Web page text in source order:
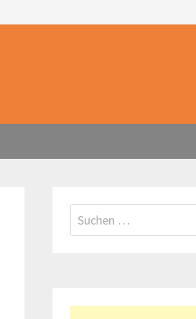
Suchen
nach: